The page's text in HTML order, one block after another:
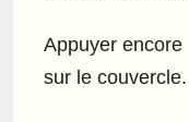
Appuyer encore
sur le couvercle.